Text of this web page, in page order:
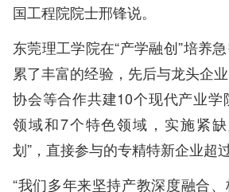
国工程院院士邢锋说。
东莞理工学院在“产学融创”培养
累了丰富的经验，先后与龙头企
协会等合作共建10个现代产业学
领域和7个特色领域，实施紧
划”，直接参与的专精特新企业超
“我们多年来坚持产教深度融合